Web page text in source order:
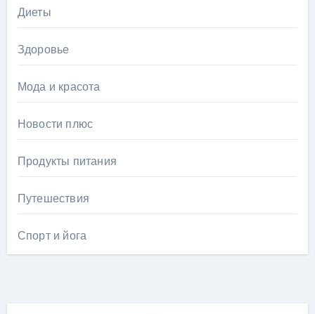
Диеты
Здоровье
Мода и красота
Новости плюс
Продукты питания
Путешествия
Спорт и йога